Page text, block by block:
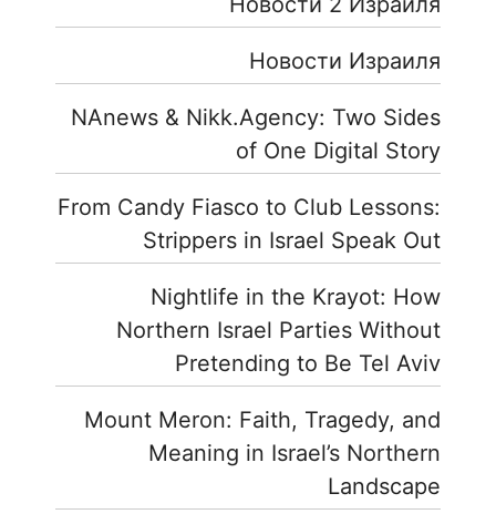
Новости Израиля
NAnews & Nikk.Agency: Two Sides
of One Digital Story
From Candy Fiasco to Club Lessons:
Strippers in Israel Speak Out
Nightlife in the Krayot: How
Northern Israel Parties Without
Pretending to Be Tel Aviv
Mount Meron: Faith, Tragedy, and
Meaning in Israel’s Northern
Landscape